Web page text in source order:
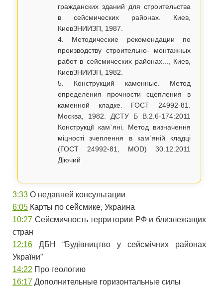
гражданских зданий для строительства
в сейсмических районах. Киев,
КиевЗНИИЗП, 1987.
4. Методические рекомендации по
производству строительно- монтажных
работ в сейсмических районах..., Киев,
КиевЗНИИЗП, 1982.
5. Конструкций каменные. Метод
определения прочности сцепления в
каменной кладке. ГОСТ 24992-81.
Москва, 1982. ДСТУ Б В.2.6-174:2011
Конструкції кам`яні. Метод визначення
міцності зчеплення в кам`яній кладці
(ГОСТ 24992-81, MOD) 30.12.2011
Діючий
3:33 ​ О недавней консультации
6:05 ​ Карты по сейсмике, Украина
10:27 ​ Сейсмичность территории РФ и близлежащих
стран
12:16 ​ ДБН “Будівництво у сейсмічних районах
України”
14:22 ​ Про геологию
16:17 ​ Дополнительные горизонтальные силы